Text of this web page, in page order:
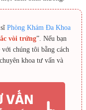
Phòng Khám Đa Khoa
vòi trứng”. Nếu bạn
chúng tôi bằng cách
khoa tư vấn và